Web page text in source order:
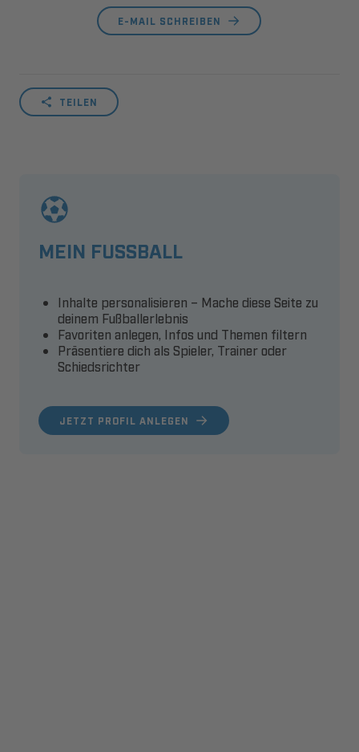
E-MAIL SCHREIBEN
TEILEN
MEIN FUSSBALL
JETZT PROFIL ANLEGEN
Inhalte personalisieren – Mache diese Seite zu
deinem Fußballerlebnis
Favoriten anlegen, Infos und Themen filtern
Präsentiere dich als Spieler, Trainer oder
Schiedsrichter